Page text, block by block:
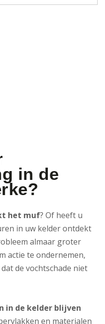
in de
het muf? Of heeft u
in uw kelder ontdekt
almaar groter
actie te ondernemen,
de vochtschade niet
in de kelder blijven
en materialen